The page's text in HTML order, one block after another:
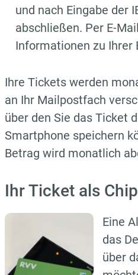
und nach Eingabe der
abschließen. Per E-
Informationen zu Ihrer
Ihre Tickets werden
an Ihr Mailpostfach
über den Sie das Ticket
Smartphone speichern
Betrag wird monatlich
Ihr Ticket als
Eine
das
über